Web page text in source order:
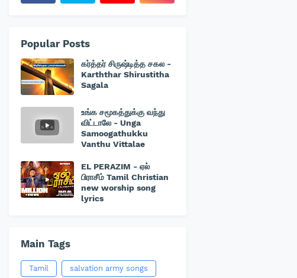
Popular Posts
கர்த்தர் சிருஷ்டித்த சகல -
Karththar Shirustitha
Sagala
உங்க சமூகத்துக்கு வந்து
விட்டாலே - Unga
Samoogathukku
Vanthu Vittalae
EL PERAZIM - ஏல்
பிராசீம் Tamil Christian
new worship song
lyrics
Main Tags
Tamil salvation army songs